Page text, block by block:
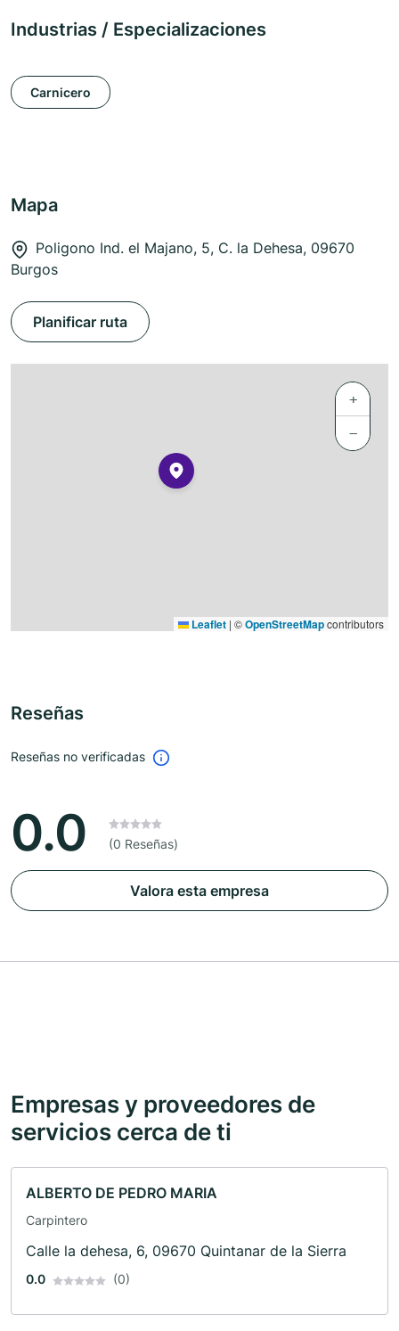
Industrias / Especializaciones
Carnicero
Mapa
Poligono Ind. el Majano, 5, C. la Dehesa, 09670
Burgos
Planificar ruta
+
−
Leaflet | ©OpenStreetMapcontributors
Reseñas
Reseñas no verificadas
0.0 (0 Reseñas)
Valora esta empresa
Empresas y proveedores de
servicios cerca de ti
ALBERTO DE PEDRO MARIA
Carpintero
Calle la dehesa, 6, 09670 Quintanar de la Sierra
0.0 (0)